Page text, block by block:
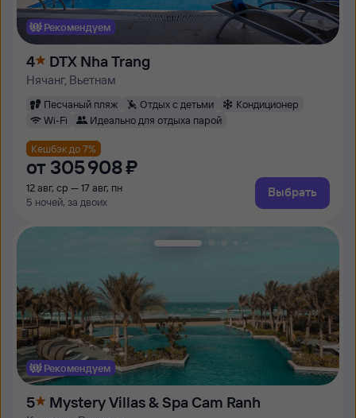
Рекомендуем
4 DTX Nha Trang
Нячанг, Вьетнам
Песчаный пляж Отдых с детьми
Кондиционер
Wi-Fi
Идеально для отдыха парой
Кешбэк до 7%
от 305 ⁠908 ⁠₽
12 авг, ср — 17 авг, пн
5 ночей, за двоих
Выбрать
Рекомендуем
5 Mystery Villas & Spa Cam Ranh